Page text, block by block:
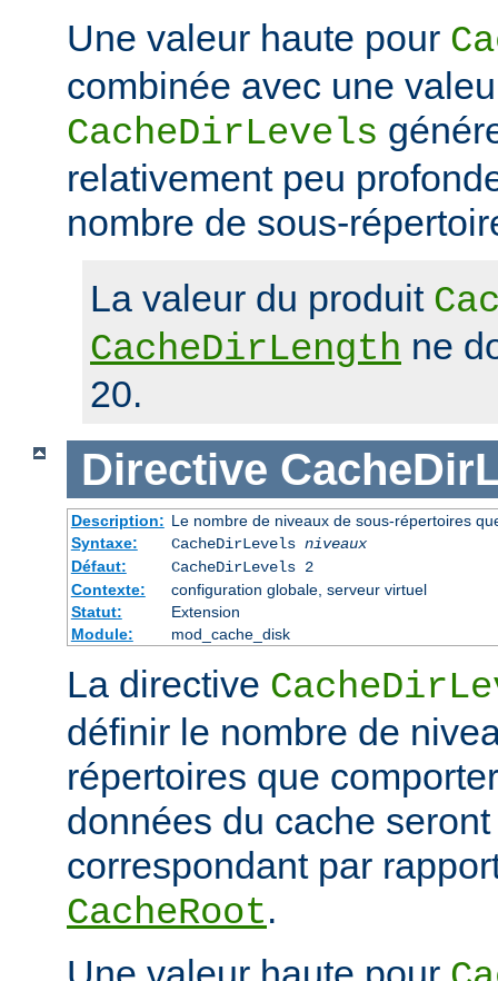
Une valeur haute pour
combinée avec une
CacheDirLevels
relativement peu
nombre de sous-
La valeur du produit
CacheDirLength ne
20.
Directive
Description: Le nombre de niveaux de sous-répertoires
Syntaxe:
CacheDirLevels niveaux
Défaut:
CacheDirLevels 2
Contexte:
configuration globale, serveur virtuel
Statut:
Extension
Module:
mod_cache_disk
La directive
définir le nombre de
répertoires que
données du cache
correspondant par
CacheRoot.